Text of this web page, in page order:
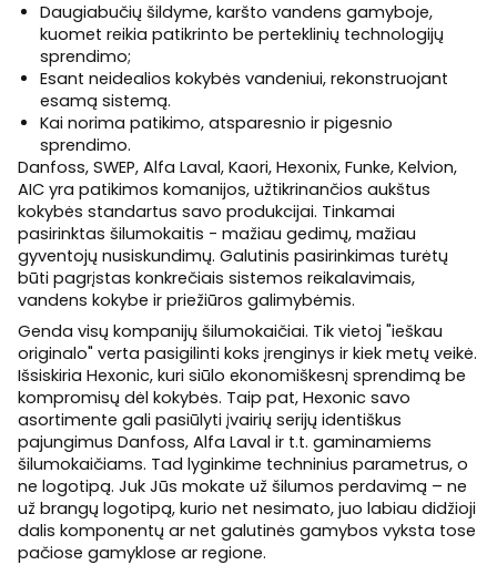
Daugiabučių šildyme, karšto vandens gamyboje,
kuomet reikia patikrinto be perteklinių technologijų
sprendimo;
Esant neidealios kokybės vandeniui, rekonstruojant
esamą sistemą.
Kai norima patikimo, atsparesnio ir pigesnio
sprendimo.
Danfoss, SWEP, Alfa Laval, Kaori, Hexonix, Funke, Kelvion,
AIC yra patikimos komanijos, užtikrinančios aukštus
kokybės standartus savo produkcijai. Tinkamai
pasirinktas šilumokaitis - mažiau gedimų, mažiau
gyventojų nusiskundimų. Galutinis pasirinkimas turėtų
būti pagrįstas konkrečiais sistemos reikalavimais,
vandens kokybe ir priežiūros galimybėmis.
Genda visų kompanijų šilumokaičiai. Tik vietoj "ieškau
originalo" verta pasigilinti koks įrenginys ir kiek metų veikė.
Išsiskiria Hexonic, kuri siūlo ekonomiškesnį sprendimą be
kompromisų dėl kokybės. Taip pat, Hexonic savo
asortimente gali pasiūlyti įvairių serijų identiškus
pajungimus Danfoss, Alfa Laval ir t.t. gaminamiems
šilumokaičiams. Tad lyginkime techninius parametrus, o
ne logotipą. Juk Jūs mokate už šilumos perdavimą – ne
už brangų logotipą, kurio net nesimato, juo labiau didžioji
dalis komponentų ar net galutinės gamybos vyksta tose
pačiose gamyklose ar regione.